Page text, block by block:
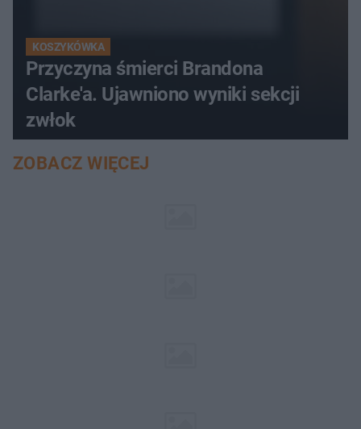
KOSZYKÓWKA
Przyczyna śmierci Brandona
Clarke'a. Ujawniono wyniki sekcji
zwłok
ZOBACZ WIĘCEJ